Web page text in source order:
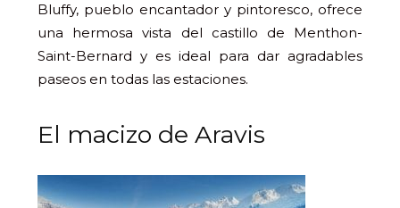
Bluffy, pueblo encantador y pintoresco, ofrece
una hermosa vista del castillo de Menthon-
Saint-Bernard y es ideal para dar agradables
paseos en todas las estaciones.
El macizo de Aravis